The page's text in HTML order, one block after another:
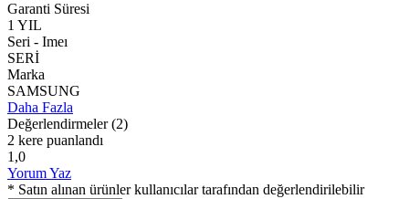
Garanti Süresi
1 YIL
Seri - Imeı
SERİ
Marka
SAMSUNG
Daha Fazla
Değerlendirmeler (2)
2 kere puanlandı
1,0
Yorum Yaz
* Satın alınan ürünler kullanıcılar tarafından değerlendirilebilir